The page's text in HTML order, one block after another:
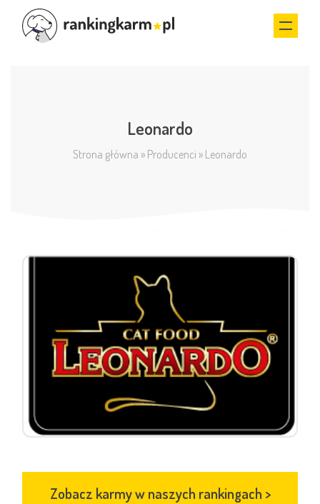
Leonardo
Strona główna » Producenci » Leonardo
Zobacz karmy w naszych rankingach >